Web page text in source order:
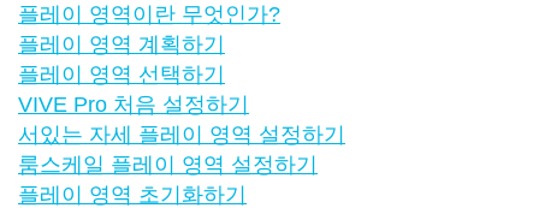
플레이 영역이란 무엇인가?
플레이 영역 계획하기
플레이 영역 선택하기
VIVE Pro 처음 설정하기
서있는 자세 플레이 영역 설정하기
룸스케일 플레이 영역 설정하기
플레이 영역 초기화하기